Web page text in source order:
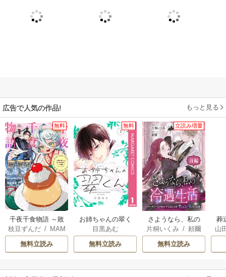
広告で人気の作品! もっと見る
無料
千夜千食物語 ～敗
国の姫ですが氷の
皇子殿下がどうも
溺愛してくれてい
枝豆ずんだ/ MAM
AKOTO / 鴉羽凛燈
無料立読み
無料
お姉ちゃんの翠く
ん
目黒あむ
無料立読み
立読み増量
さようなら、私の
冷遇生活 ～パーテ
ィーで声をかけて
きたのがヤバい男
片桐いくみ /頼爾
無料立読み
葬
山